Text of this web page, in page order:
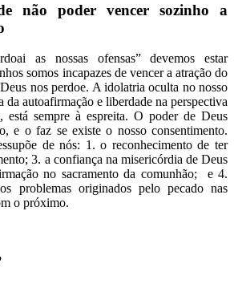
não poder vencer sozinho a
as nossas ofensas” devemos estar
somos incapazes de vencer a atração do
nos perdoe. A idolatria oculta no nosso
da autoafirmação e liberdade na perspectiva
está sempre à espreita. O poder de Deus
e o faz se existe o nosso consentimento.
de nós: 1. o reconhecimento de ter
3. a confiança na misericórdia de Deus
no sacramento da comunhão; e 4.
problemas originados pelo pecado nas
o próximo.